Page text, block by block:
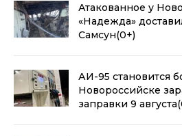
Атакованное у
«Надежда»
Самсун(0+)
АИ-95 становится
Новороссийске
заправки 9 августа